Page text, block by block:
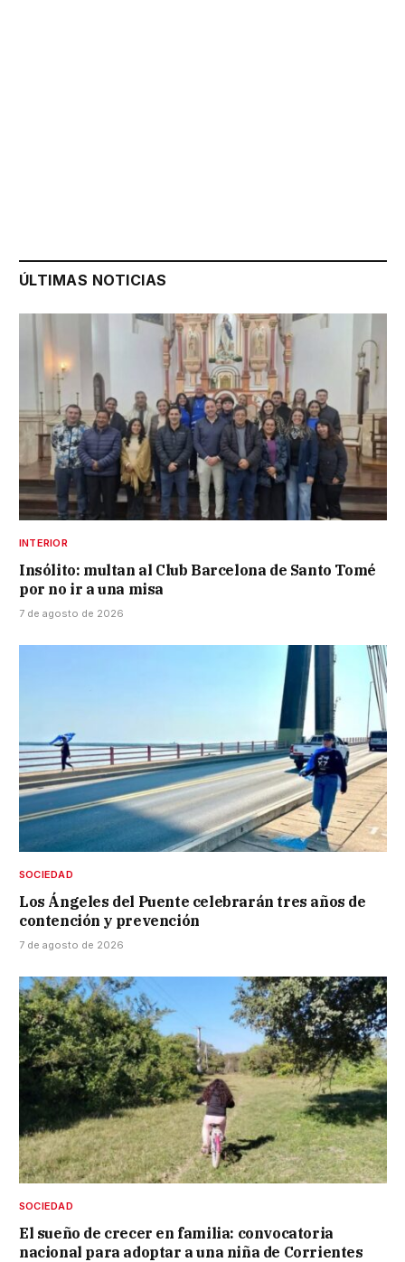
ÚLTIMAS NOTICIAS
INTERIOR
Insólito: multan al Club Barcelona de Santo Tomé
por no ir a una misa
7 de agosto de 2026
SOCIEDAD
Los Ángeles del Puente celebrarán tres años de
contención y prevención
7 de agosto de 2026
SOCIEDAD
El sueño de crecer en familia: convocatoria
nacional para adoptar a una niña de Corrientes